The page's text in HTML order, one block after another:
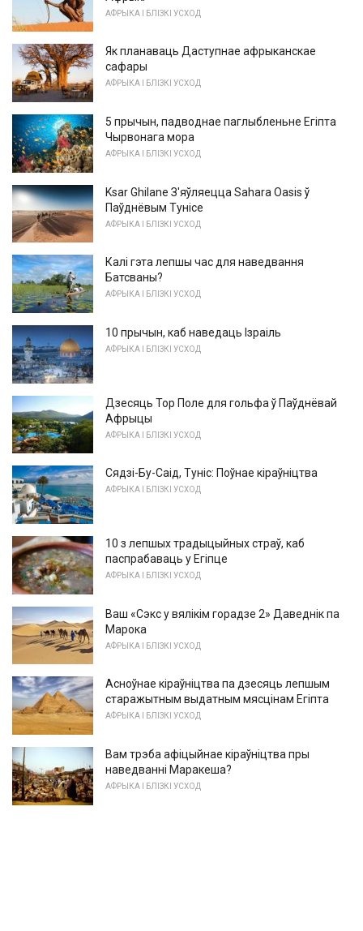
АФРЫКА І БЛІЗКІ УСХОД
Як планаваць Даступнае афрыканскае
сафары
АФРЫКА І БЛІЗКІ УСХОД
5 прычын, падводнае паглыбленьне Егіпта
Чырвонага мора
АФРЫКА І БЛІЗКІ УСХОД
Ksar Ghilane З'яўляецца Sahara Oasis ў
Паўднёвым Тунісе
АФРЫКА І БЛІЗКІ УСХОД
Калі гэта лепшы час для наведвання
Батсваны?
АФРЫКА І БЛІЗКІ УСХОД
10 прычын, каб наведаць Ізраіль
АФРЫКА І БЛІЗКІ УСХОД
Дзесяць Top Поле для гольфа ў Паўднёвай
Афрыцы
АФРЫКА І БЛІЗКІ УСХОД
Сядзі-Бу-Саід, Туніс: Поўнае кіраўніцтва
АФРЫКА І БЛІЗКІ УСХОД
10 з лепшых традыцыйных страў, каб
паспрабаваць у Егіпце
АФРЫКА І БЛІЗКІ УСХОД
Ваш «Сэкс у вялікім горадзе 2» Даведнік па
Марока
АФРЫКА І БЛІЗКІ УСХОД
Асноўнае кіраўніцтва па дзесяць лепшым
старажытным выдатным мясцінам Егіпта
АФРЫКА І БЛІЗКІ УСХОД
Вам трэба афіцыйнае кіраўніцтва пры
наведванні Маракеша?
АФРЫКА І БЛІЗКІ УСХОД